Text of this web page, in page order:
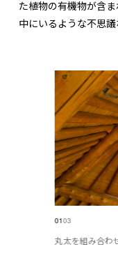
た植物の有機物が含
中にいるような不思
0103
丸太を組み合わ